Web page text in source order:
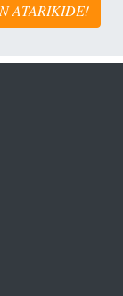
ATARIKIDE!